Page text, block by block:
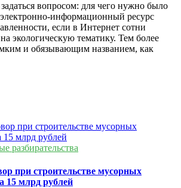
вопросом: для чего нужно было
информационный ресурс
если в Интернет сотни
экологическую тематику. Тем более
и обязывающим названием, как
разбирательства
при строительстве мусорных
15 млрд рублей